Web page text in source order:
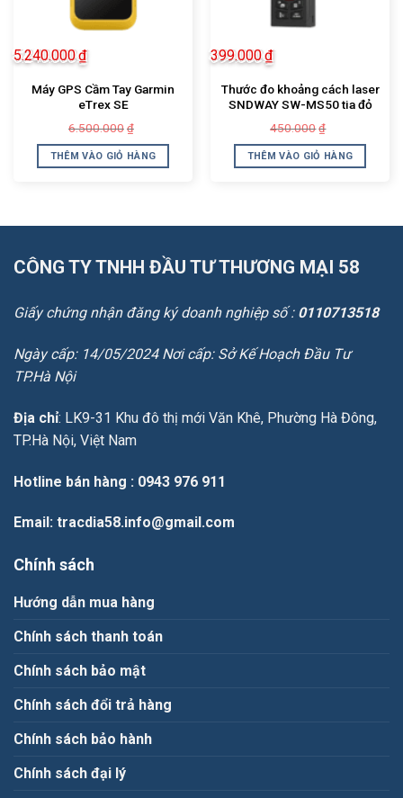
Máy GPS Cầm Tay Garmin
eTrex SE
6.500.000 ₫
là:
6.500.000₫.
5.240.000₫
tại
là:
THÊM VÀO GIỎ HÀNG
Thước đo khoảng cách laser
SNDWAY SW-MS50 tia đỏ
450.000 ₫
là:
450.000₫.
399.000₫
tại
là:
THÊM VÀO GIỎ HÀNG
CÔNG TY TNHH ĐẦU TƯ THƯƠNG MẠI 58
Giấy chứng nhận đăng ký doanh nghiệp số : 0110713518
Ngày cấp: 14/05/2024 Nơi cấp: Sở Kế Hoạch Đầu Tư
TP.Hà Nội
Địa chỉ: LK9-31 Khu đô thị mới Văn Khê, Phường Hà Đông,
TP.Hà Nội, Việt Nam
Hotline bán hàng : 0943 976 911
Email : tracdia58.info@gmail.com
Chính sách
Hướng dẫn mua hàng
Chính sách thanh toán
Chính sách bảo mật
Chính sách đổi trả hàng
Chính sách bảo hành
Chính sách đại lý